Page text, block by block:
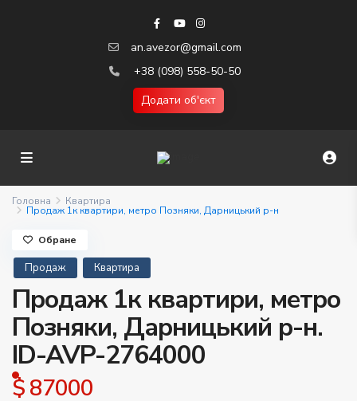
an.avezor@gmail.com
+38 (098) 558-50-50
Додати об'єкт
Головна Квартира
Продаж 1к квартири, метро Позняки, Дарницький р-н
Продаж Квартира
Продаж 1к квартири, метро
Позняки, Дарницький р-н.
ID-AVP-2764000
$ 87000
Обране